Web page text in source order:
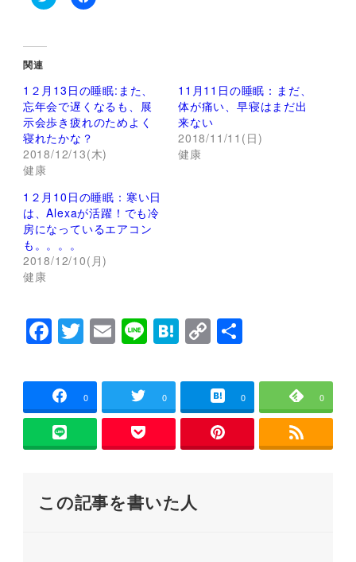
ク
し
て
T
i
t
t
e
r
で
共
有
(
し
い
ウ
ィ
ン
ド
ウ
で
開
)
F
で
共
有
す
る
に
は
ク
し
て
く
だ
い
(
ィ
ン
ド
き
す
)
関連
1２月13日の睡眠:また、
忘年会で遅くなるも、展
示会歩き疲れのためよく
寝れたかな？
2018/12/13(木)
健康
11月11日の睡眠：まだ、
体が痛い、早寝はまだ出
来ない
2018/11/11(日)
健康
1２月10日の睡眠：寒い日
は、Alexaが活躍！でも冷
房になっているエアコン
も。。。。
2018/12/10(月)
健康
F
c
e
b
o
k
T
tt
er
E
ai
l
Li
e
H
e
n
C
p
y
Li
n
共
0 0 0 0
この記事を書いた人